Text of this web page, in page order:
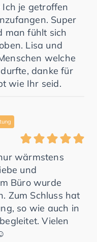
je getroffen
Super
man fühlt sich
Lisa und
welche
danke für
wie Ihr seid.
wärmstens
und
Büro wurde
Zum Schluss hat
so wie auch in
Vielen